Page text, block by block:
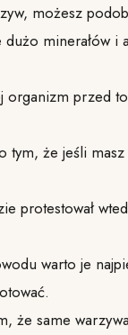
możesz
minerałów i
organizm przed
tym, że jeśli
protestował
warto je
że same